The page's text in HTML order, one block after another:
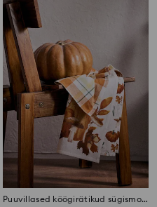
Puuvillased köögirätikud sügismotiiviga 3 pack